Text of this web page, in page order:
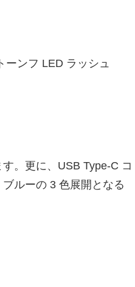
ーンフ LED ラッシュ
。更に、USB Type-C コ
ルーの 3 色展開となる